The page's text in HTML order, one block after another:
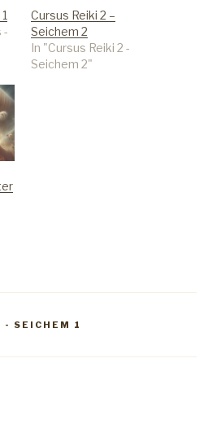
-
Cursus Reiki 2 –
Seichem 2
In "Cursus Reiki 2 -
Seichem 2"
- SEICHEM 1